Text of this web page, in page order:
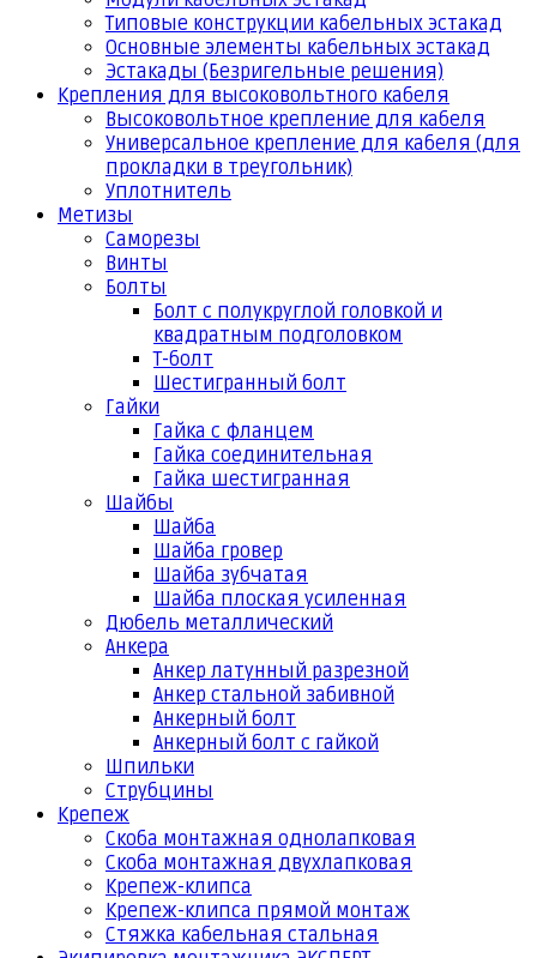
Типовые конструкции кабельных эстакад
Основные элементы кабельных эстакад
Эстакады (Безригельные решения)
Крепления для высоковольтного кабеля
Высоковольтное крепление для кабеля
Универсальное крепление для кабеля (для
прокладки в треугольник)
Уплотнитель
Метизы
Саморезы
Винты
Болты
Болт с полукруглой головкой и
квадратным подголовком
Т-болт
Шестигранный болт
Гайки
Гайка с фланцем
Гайка соединительная
Гайка шестигранная
Шайбы
Шайба
Шайба гровер
Шайба зубчатая
Шайба плоская усиленная
Дюбель металлический
Анкера
Анкер латунный разрезной
Анкер стальной забивной
Анкерный болт
Анкерный болт с гайкой
Шпильки
Струбцины
Крепеж
Скоба монтажная однолапковая
Скоба монтажная двухлапковая
Крепеж-клипса
Крепеж-клипса прямой монтаж
Стяжка кабельная стальная